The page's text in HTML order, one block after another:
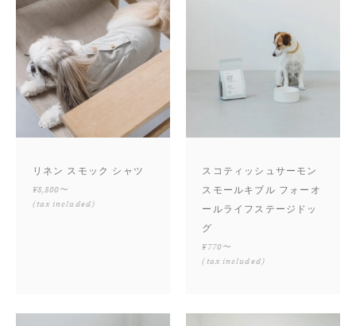
リネン スモック シャツ
¥8,800〜
(tax included)
スコティッシュサーモン
スモールキブル フォーオ
ールライフステージドッ
グ
¥770〜
(tax included)